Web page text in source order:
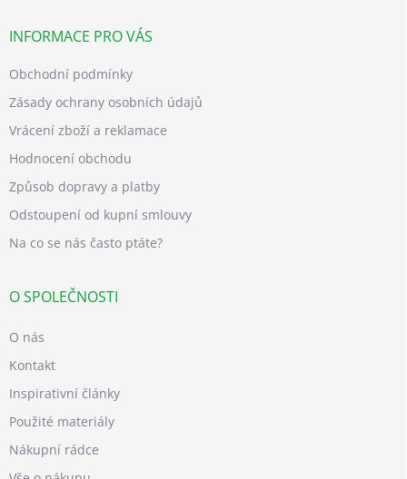
INFORMACE PRO VÁS
Obchodní podmínky
Zásady ochrany osobních údajů
Vrácení zboží a reklamace
Hodnocení obchodu
Způsob dopravy a platby
Odstoupení od kupní smlouvy
Na co se nás často ptáte?
O SPOLEČNOSTI
O nás
Kontakt
Inspirativní články
Použité materiály
Nákupní rádce